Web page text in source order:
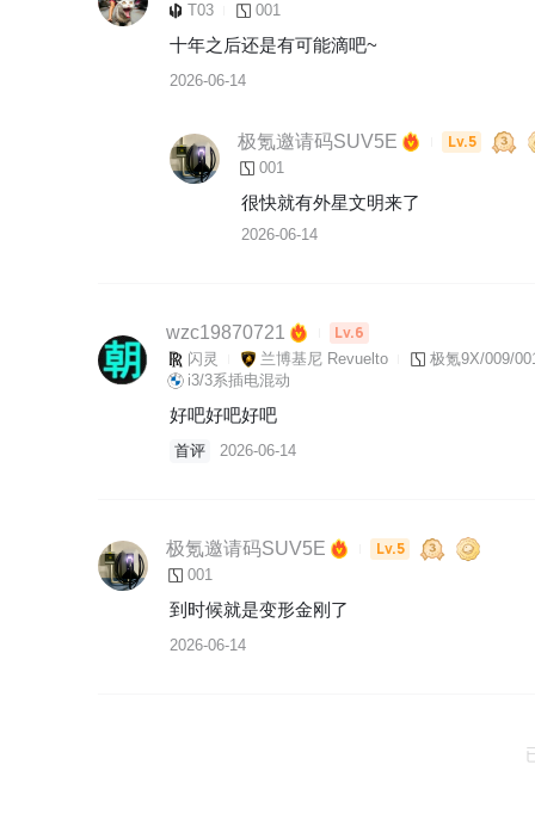
T03 001
十年之后还是有可能滴吧~
2026-06-14
极氪邀请码SUV5E Lv.5
001
很快就有外星文明来了
2026-06-14
wzc19870721 Lv.6
闪灵 兰博基尼 Revuelto
极氪9X/009/
i3/3系插电混动
好吧好吧好吧
首评 2026-06-14
极氪邀请码SUV5E Lv.5
001
到时候就是变形金刚了
2026-06-14